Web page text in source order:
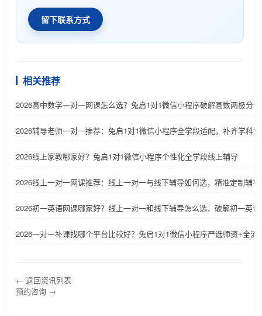
留下联系方式
相关推荐
2026高中数学一对一网课怎么选？兔启1对1微信小程序破解高数两极分
2026辅导老师一对一推荐：兔启1对1微信小程序全学段适配，补齐学科
2026线上家教哪家好？兔启1对1微信小程序个性化全学段线上辅导
2026线上一对一网课推荐：线上一对一与线下辅导如何选，精准定制辅
2026初一英语网课哪家好？线上一对一和线下辅导怎么选，破解初一英
2026一对一补课找哪个平台比较好？兔启1对1微信小程序严选师资+全流
← 返回资讯列表
预约咨询 →